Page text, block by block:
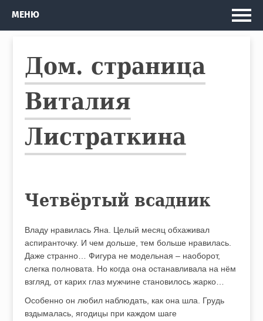
Рассказы и Повести
Изданные книги
Автобус
Кто я
МЕНЮ
Дом. страница
Виталия
Листраткина
Четвёртый всадник
Владу нравилась Яна. Целый месяц обхаживал
аспиранточку. И чем дольше, тем больше нравилась.
Даже странно… Фигура не модельная – наоборот,
слегка полновата. Но когда она останавливала на нём
взгляд, от карих глаз мужчине становилось жарко…
Особенно он любил наблюдать, как она шла. Грудь
вздымалась, ягодицы при каждом шаге